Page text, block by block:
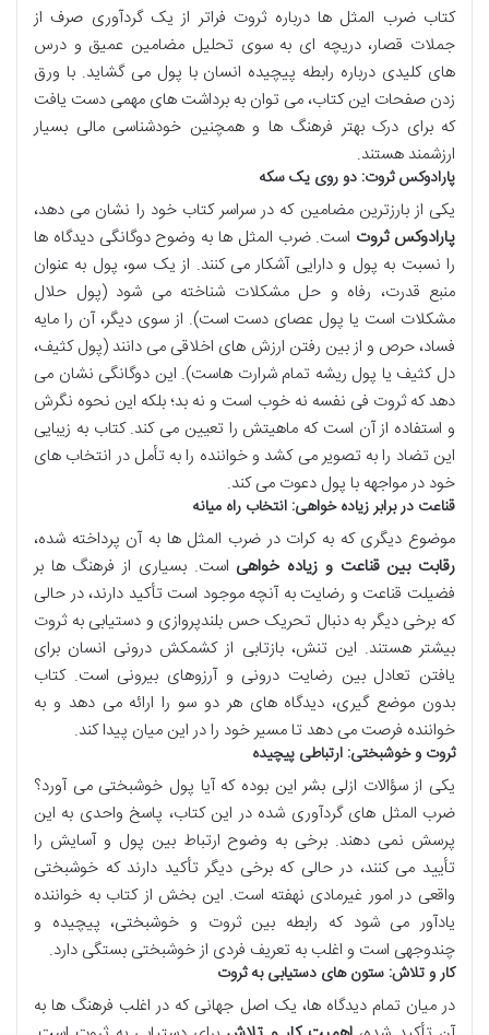
کتاب ضرب المثل ها درباره ثروت فراتر از یک گردآوری صرف از
جملات قصار، دریچه ای به سوی تحلیل مضامین عمیق و درس
های کلیدی درباره رابطه پیچیده انسان با پول می گشاید. با ورق
زدن صفحات این کتاب، می توان به برداشت های مهمی دست یافت
که برای درک بهتر فرهنگ ها و همچنین خودشناسی مالی بسیار
ارزشمند هستند.
پارادوکس ثروت: دو روی یک سکه
یکی از بارزترین مضامین که در سراسر کتاب خود را نشان می دهد،
پارادوکس ثروت است. ضرب المثل ها به وضوح دوگانگی دیدگاه ها
را نسبت به پول و دارایی آشکار می کنند. از یک سو، پول به عنوان
منبع قدرت، رفاه و حل مشکلات شناخته می شود (پول حلال
مشکلات است یا پول عصای دست است). از سوی دیگر، آن را مایه
فساد، حرص و از بین رفتن ارزش های اخلاقی می دانند (پول کثیف،
دل کثیف یا پول ریشه تمام شرارت هاست). این دوگانگی نشان می
دهد که ثروت فی نفسه نه خوب است و نه بد؛ بلکه این نحوه نگرش
و استفاده از آن است که ماهیتش را تعیین می کند. کتاب به زیبایی
این تضاد را به تصویر می کشد و خواننده را به تأمل در انتخاب های
خود در مواجهه با پول دعوت می کند.
قناعت در برابر زیاده خواهی: انتخاب راه میانه
موضوع دیگری که به کرات در ضرب المثل ها به آن پرداخته شده،
رقابت بین قناعت و زیاده خواهی است. بسیاری از فرهنگ ها بر
فضیلت قناعت و رضایت به آنچه موجود است تأکید دارند، در حالی
که برخی دیگر به دنبال تحریک حس بلندپروازی و دستیابی به ثروت
بیشتر هستند. این تنش، بازتابی از کشمکش درونی انسان برای
یافتن تعادل بین رضایت درونی و آرزوهای بیرونی است. کتاب
بدون موضع گیری، دیدگاه های هر دو سو را ارائه می دهد و به
خواننده فرصت می دهد تا مسیر خود را در این میان پیدا کند.
ثروت و خوشبختی: ارتباطی پیچیده
یکی از سؤالات ازلی بشر این بوده که آیا پول خوشبختی می آورد؟
ضرب المثل های گردآوری شده در این کتاب، پاسخ واحدی به این
پرسش نمی دهند. برخی به وضوح ارتباط بین پول و آسایش را
تأیید می کنند، در حالی که برخی دیگر تأکید دارند که خوشبختی
واقعی در امور غیرمادی نهفته است. این بخش از کتاب به خواننده
یادآور می شود که رابطه بین ثروت و خوشبختی، پیچیده و
چندوجهی است و اغلب به تعریف فردی از خوشبختی بستگی دارد.
کار و تلاش: ستون های دستیابی به ثروت
در میان تمام دیدگاه ها، یک اصل جهانی که در اغلب فرهنگ ها به